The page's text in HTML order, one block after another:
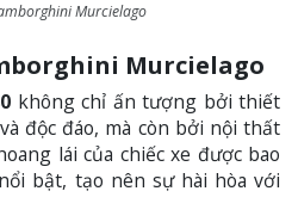
Murcielago
Murcielago
không chỉ ấn tượng bởi thiết
độc đáo, mà còn bởi nội thất
lái của chiếc xe được bao
bật, tạo nên sự hài hòa với